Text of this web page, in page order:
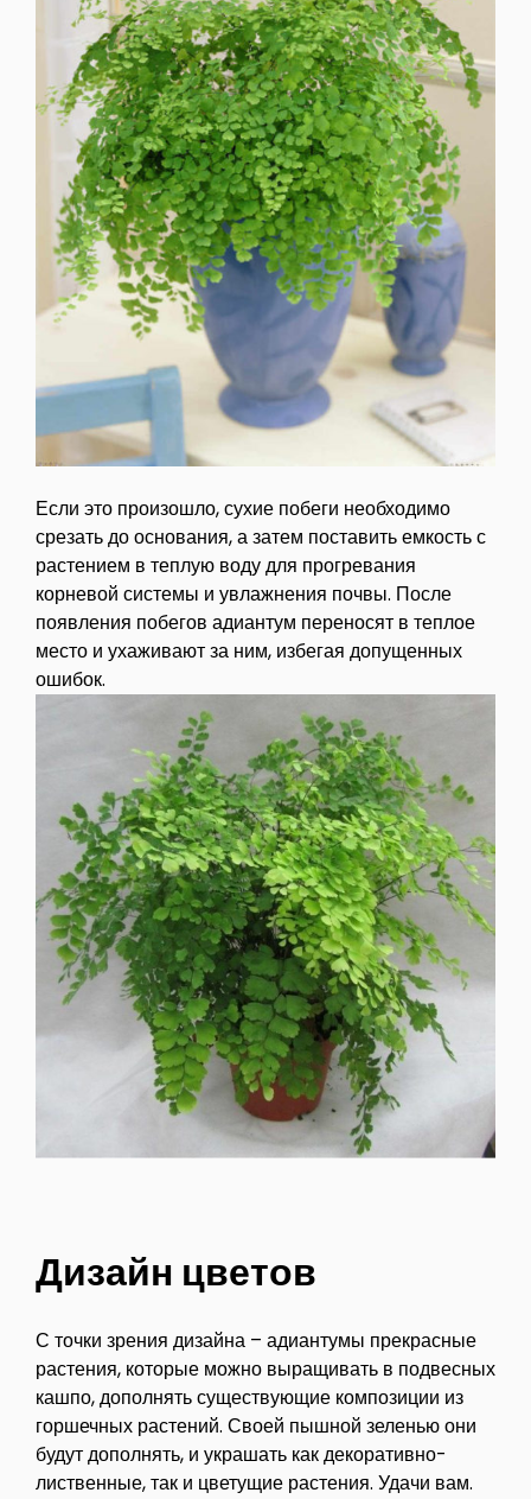
Если это произошло, сухие побеги необходимо
срезать до основания, а затем поставить емкость с
растением в теплую воду для прогревания
корневой системы и увлажнения почвы. После
появления побегов адиантум переносят в теплое
место и ухаживают за ним, избегая допущенных
ошибок.
Дизайн цветов
С точки зрения дизайна – адиантумы прекрасные
растения, которые можно выращивать в подвесных
кашпо, дополнять существующие композиции из
горшечных растений. Своей пышной зеленью они
будут дополнять, и украшать как декоративно-
лиственные, так и цветущие растения. Удачи вам.